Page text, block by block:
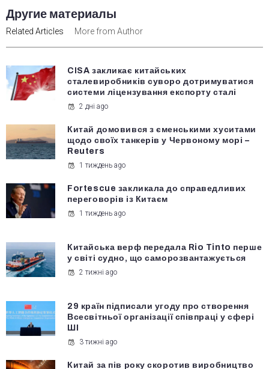
Другие материалы
Related Articles More from Author
CISA закликає китайських
сталевиробників суворо дотримуватися
системи ліцензування експорту сталі
2 дні ago
Китай домовився з єменськими хуситами
щодо своїх танкерів у Червоному морі –
Reuters
1 тиждень ago
Fortescue закликала до справедливих
переговорів із Китаєм
1 тиждень ago
Китайська верф передала Rio Tinto перше
у світі судно, що саморозвантажується
2 тижні ago
29 країн підписали угоду про створення
Всесвітньої організації співпраці у сфері
ШІ
3 тижні ago
Китай за пів року скоротив виробництво